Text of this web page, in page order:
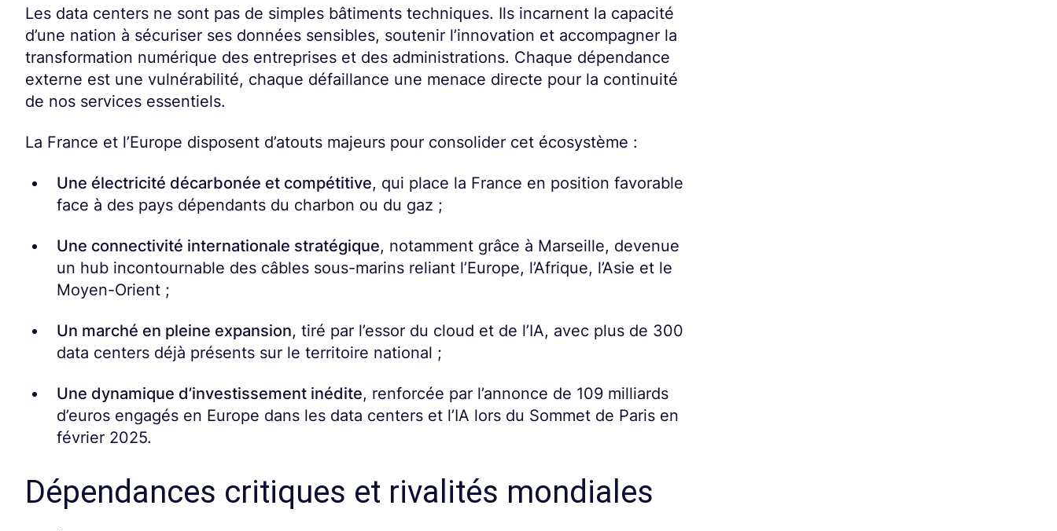
Les data centers ne sont pas de simples bâtiments techniques. Ils incarnent la capacité
d’une nation à sécuriser ses données sensibles, soutenir l’innovation et accompagner la
transformation numérique des entreprises et des administrations. Chaque dépendance
externe est une vulnérabilité, chaque défaillance une menace directe pour la continuité
de nos services essentiels.
La France et l’Europe disposent d’atouts majeurs pour consolider cet écosystème :
Une électricité décarbonée et compétitive, qui place la France en position favorable
face à des pays dépendants du charbon ou du gaz ;
Une connectivité internationale stratégique, notamment grâce à Marseille, devenue
un hub incontournable des câbles sous-marins reliant l’Europe, l’Afrique, l’Asie et le
Moyen-Orient ;
Un marché en pleine expansion, tiré par l’essor du cloud et de l’IA, avec plus de 300
data centers déjà présents sur le territoire national ;
Une dynamique d’investissement inédite, renforcée par l’annonce de 109 milliards
d’euros engagés en Europe dans les data centers et l’IA lors du Sommet de Paris en
février 2025.
Dépendances critiques et rivalités mondiales